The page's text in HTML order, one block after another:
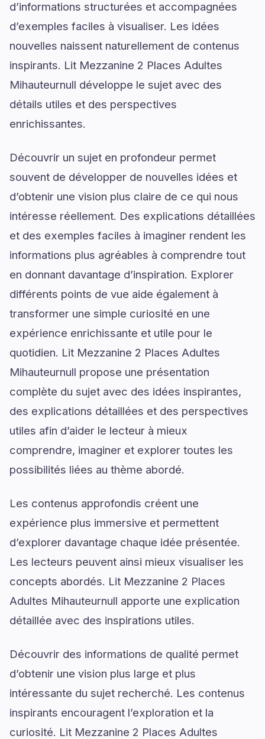
d’informations structurées et accompagnées
d’exemples faciles à visualiser. Les idées
nouvelles naissent naturellement de contenus
inspirants. Lit Mezzanine 2 Places Adultes
Mihauteurnull développe le sujet avec des
détails utiles et des perspectives
enrichissantes.
Découvrir un sujet en profondeur permet
souvent de développer de nouvelles idées et
d’obtenir une vision plus claire de ce qui nous
intéresse réellement. Des explications détaillées
et des exemples faciles à imaginer rendent les
informations plus agréables à comprendre tout
en donnant davantage d’inspiration. Explorer
différents points de vue aide également à
transformer une simple curiosité en une
expérience enrichissante et utile pour le
quotidien. Lit Mezzanine 2 Places Adultes
Mihauteurnull propose une présentation
complète du sujet avec des idées inspirantes,
des explications détaillées et des perspectives
utiles afin d’aider le lecteur à mieux
comprendre, imaginer et explorer toutes les
possibilités liées au thème abordé.
Les contenus approfondis créent une
expérience plus immersive et permettent
d’explorer davantage chaque idée présentée.
Les lecteurs peuvent ainsi mieux visualiser les
concepts abordés. Lit Mezzanine 2 Places
Adultes Mihauteurnull apporte une explication
détaillée avec des inspirations utiles.
Découvrir des informations de qualité permet
d’obtenir une vision plus large et plus
intéressante du sujet recherché. Les contenus
inspirants encouragent l’exploration et la
curiosité. Lit Mezzanine 2 Places Adultes